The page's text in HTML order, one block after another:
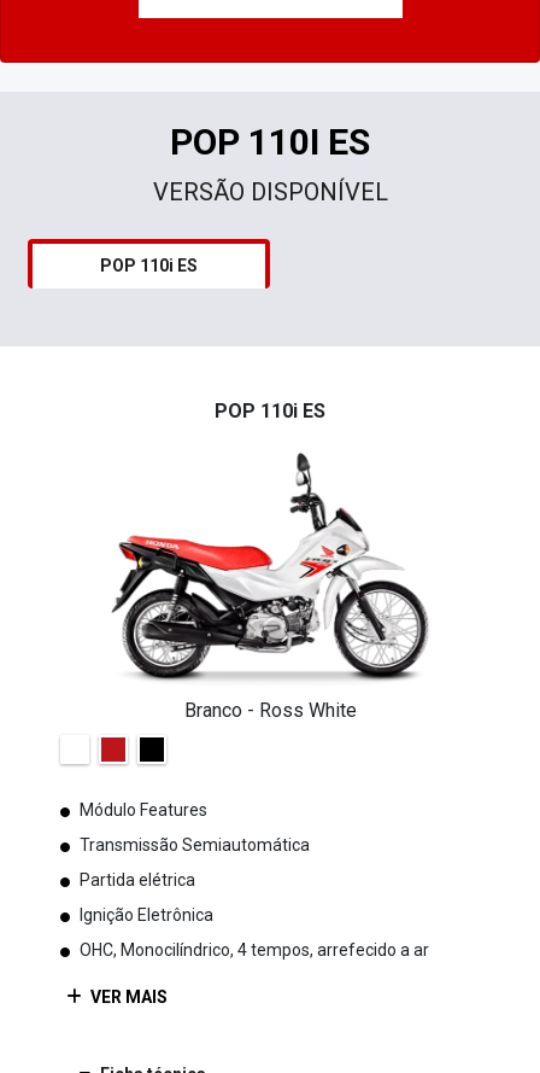
POP 110I ES
VERSÃO DISPONÍVEL
POP 110i ES
POP 110i ES
Branco - Ross White
Módulo Features
Transmissão Semiautomática
Partida elétrica
Ignição Eletrônica
OHC, Monocilíndrico, 4 tempos, arrefecido a ar
VER MAIS